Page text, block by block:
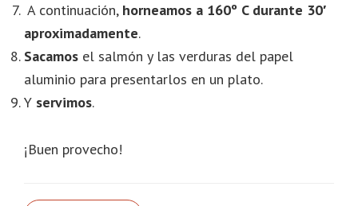
A continuación, horneamos a 160º C durante 30′
aproximadamente.
Sacamos el salmón y las verduras del papel
aluminio para presentarlos en un plato.
Y servimos.
¡Buen provecho!